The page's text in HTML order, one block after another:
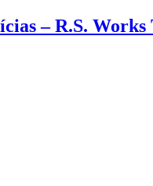
– R.S. Works